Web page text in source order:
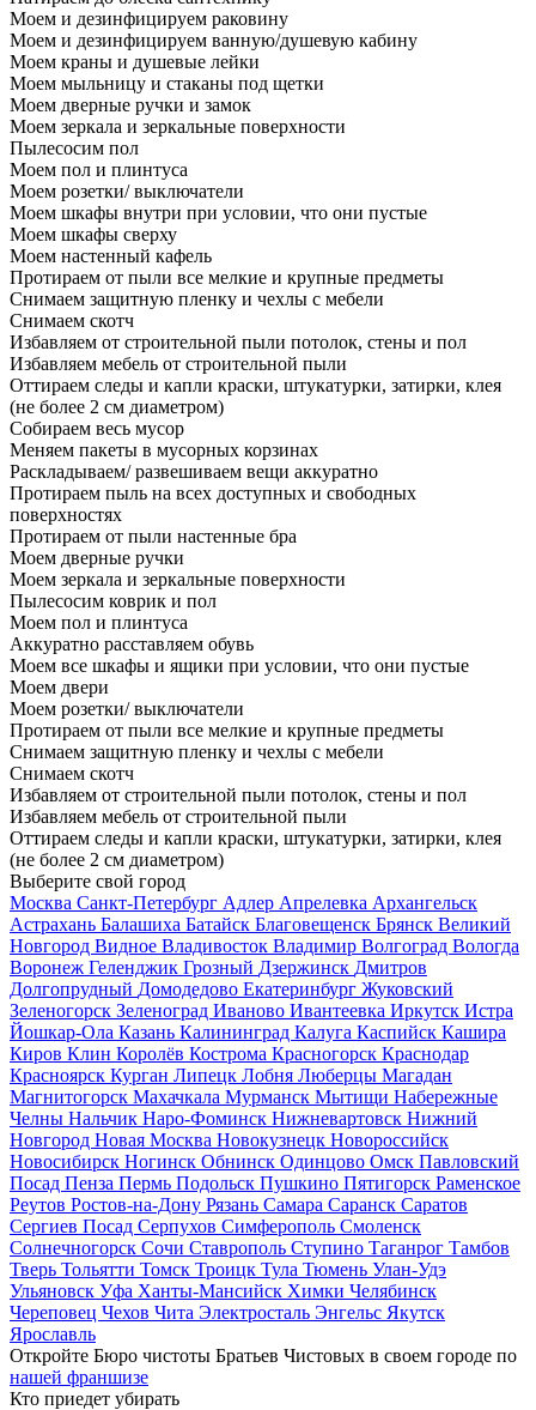
Моем и дезинфицируем раковину
Моем и дезинфицируем ванную/душевую кабину
Моем краны и душевые лейки
Моем мыльницу и стаканы под щетки
Моем дверные ручки и замок
Моем зеркала и зеркальные поверхности
Пылесосим пол
Моем пол и плинтуса
Моем розетки/ выключатели
Моем шкафы внутри при условии, что они пустые
Моем шкафы сверху
Моем настенный кафель
Протираем от пыли все мелкие и крупные предметы
Снимаем защитную пленку и чехлы с мебели
Снимаем скотч
Избавляем от строительной пыли потолок, стены и пол
Избавляем мебель от строительной пыли
Оттираем следы и капли краски, штукатурки, затирки, клея
(не более 2 см диаметром)
Собираем весь мусор
Меняем пакеты в мусорных корзинах
Раскладываем/ развешиваем вещи аккуратно
Протираем пыль на всех доступных и свободных
поверхностях
Протираем от пыли настенные бра
Моем дверные ручки
Моем зеркала и зеркальные поверхности
Пылесосим коврик и пол
Моем пол и плинтуса
Аккуратно расставляем обувь
Моем все шкафы и ящики при условии, что они пустые
Моем двери
Моем розетки/ выключатели
Протираем от пыли все мелкие и крупные предметы
Снимаем защитную пленку и чехлы с мебели
Снимаем скотч
Избавляем от строительной пыли потолок, стены и пол
Избавляем мебель от строительной пыли
Оттираем следы и капли краски, штукатурки, затирки, клея
(не более 2 см диаметром)
Выберите свой город
Москва Санкт-Петербург Адлер Апрелевка Архангельск
Астрахань Балашиха Батайск Благовещенск Брянск Великий
Новгород Видное Владивосток Владимир Волгоград Вологда
Воронеж Геленджик Грозный Дзержинск Дмитров
Долгопрудный Домодедово Екатеринбург Жуковский
Зеленогорск Зеленоград Иваново Ивантеевка Иркутск Истра
Йошкар-Ола Казань Калининград Калуга Каспийск Кашира
Киров Клин Королёв Кострома Красногорск Краснодар
Красноярск Курган Липецк Лобня Люберцы Магадан
Магнитогорск Махачкала Мурманск Мытищи Набережные
Челны Нальчик Наро-Фоминск Нижневартовск Нижний
Новгород Новая Москва Новокузнецк Новороссийск
Новосибирск Ногинск Обнинск Одинцово Омск Павловский
Посад Пенза Пермь Подольск Пушкино Пятигорск Раменское
Реутов Ростов-на-Дону Рязань Самара Саранск Саратов
Сергиев Посад Серпухов Симферополь Смоленск
Солнечногорск Сочи Ставрополь Ступино Таганрог Тамбов
Тверь Тольятти Томск Троицк Тула Тюмень Улан-Удэ
Ульяновск Уфа Ханты-Мансийск Химки Челябинск
Череповец Чехов Чита Электросталь Энгельс Якутск
Ярославль
Откройте Бюро чистоты Братьев Чистовых в своем городе по
нашей франшизе
Кто приедет убирать